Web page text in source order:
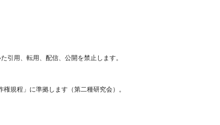
引用、転用、配信、公開を禁止します。
規程」に準拠します（第二種研究会）。